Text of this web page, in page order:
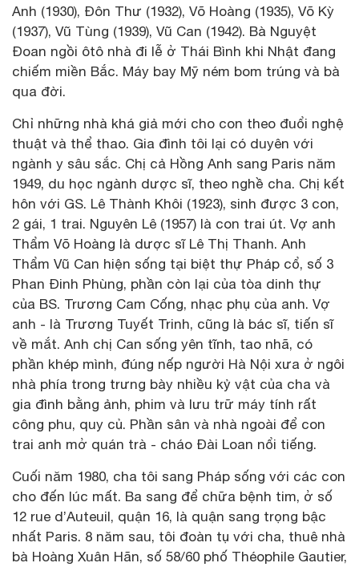
Anh (1930), Đôn Thư (1932), Võ Hoàng (1935), Võ Kỳ
(1937), Vũ Tùng (1939), Vũ Can (1942). Bà Nguyệt
Đoan ngồi ôtô nhà đi lễ ở Thái Bình khi Nhật đang
chiếm miền Bắc. Máy bay Mỹ ném bom trúng và bà
qua đời.
Chỉ những nhà khá giả mới cho con theo đuổi nghệ
thuật và thể thao. Gia đình tôi lại có duyên với
ngành y sâu sắc. Chị cả Hồng Anh sang Paris năm
1949, du học ngành dược sĩ, theo nghề cha. Chị kết
hôn với GS. Lê Thành Khôi (1923), sinh được 3 con,
2 gái, 1 trai. Nguyên Lê (1957) là con trai út. Vợ anh
Thẩm Võ Hoàng là dược sĩ Lê Thị Thanh. Anh
Thẩm Vũ Can hiện sống tại biệt thự Pháp cổ, số 3
Phan Đinh Phùng, phần còn lại của tòa dinh thự
của BS. Trương Cam Cống, nhạc phụ của anh. Vợ
anh - là Trương Tuyết Trinh, cũng là bác sĩ, tiến sĩ
về mắt. Anh chị Can sống yên tĩnh, tao nhã, có
phần khép mình, đúng nếp người Hà Nội xưa ở ngôi
nhà phía trong trưng bày nhiều kỷ vật của cha và
gia đình bằng ảnh, phim và lưu trữ máy tính rất
công phu, quy củ. Phần sân và nhà ngoài để con
trai anh mở quán trà - cháo Đài Loan nổi tiếng.
Cuối năm 1980, cha tôi sang Pháp sống với các con
cho đến lúc mất. Ba sang để chữa bệnh tim, ở số
12 rue d’Auteuil, quận 16, là quận sang trọng bậc
nhất Paris. 8 năm sau, tôi đoàn tụ với cha, thuê nhà
bà Hoàng Xuân Hãn, số 58/60 phố Théophile Gautier,